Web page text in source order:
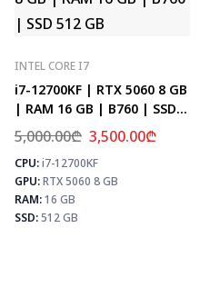
INTEL CORE I7
i7-12700KF | RTX 5060 8 GB
| RAM 16 GB | B760 | SSD
512 GB
5,000.00₾ 3,500.00₾
CPU:i7-12700KF
GPU:RTX 5060 8 GB
RAM:16 GB
SSD:512 GB